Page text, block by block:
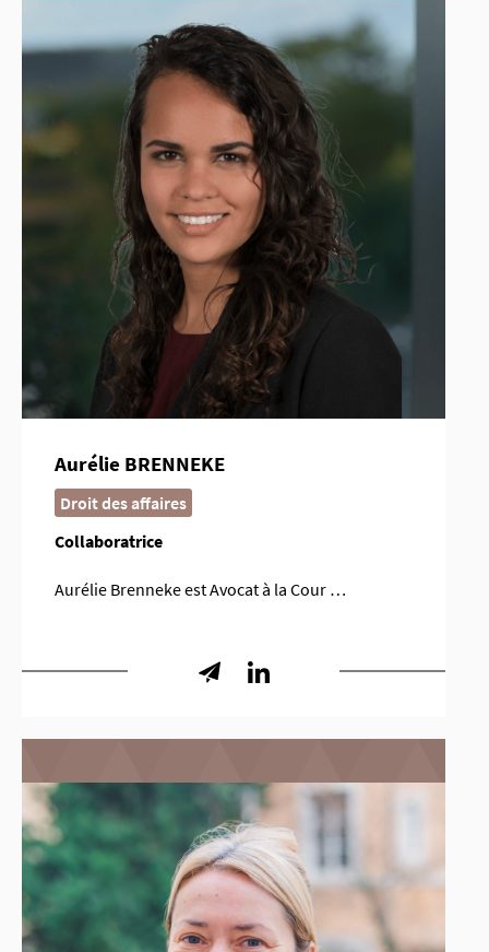
Aurélie BRENNEKE
Droit des affaires
Collaboratrice
Aurélie Brenneke est Avocat à la Cour …